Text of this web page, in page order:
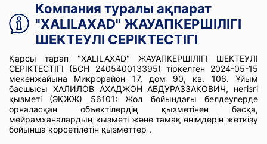
Компания туралы ақпарат
"XALILAXAD" ЖАУАПКЕРШІЛІГІ
ШЕКТЕУЛІ СЕРІКТЕСТІГІ
Қарсы тарап "XALILAXAD" ЖАУАПКЕРШІЛІГІ ШЕКТЕУЛІ
СЕРІКТЕСТІГІ (БСН 240540013395) тіркелген 2024-05-15
мекенжайына Микрорайон 17, дом 90, кв. 106. Ұйым
басшысы ХАЛИЛОВ АХАДЖОН АБДУРАЗЗАКОВИЧ, негізгі
қызметі (ЭҚЖЖ) 56101: Жол бойындағы белдеулерде
орналасқан объектілердің қызметінен басқа,
мейрамханалардың кызметі және тамақ өнімдерін жеткізу
бойынша корсетілетін қызметтер .